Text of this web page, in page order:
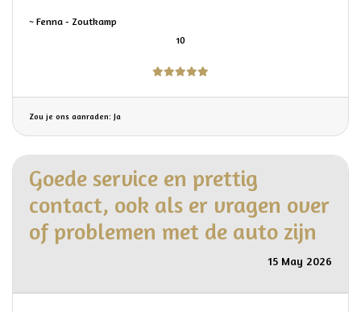
~ Fenna - Zoutkamp
10
Zou je ons aanraden: Ja
Goede service en prettig
contact, ook als er vragen over
of problemen met de auto zijn
15 May 2026